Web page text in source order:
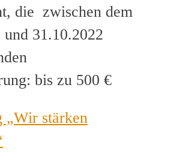
die zwischen dem
und 31.10.2022
bis zu 500 €
„Wir stärken